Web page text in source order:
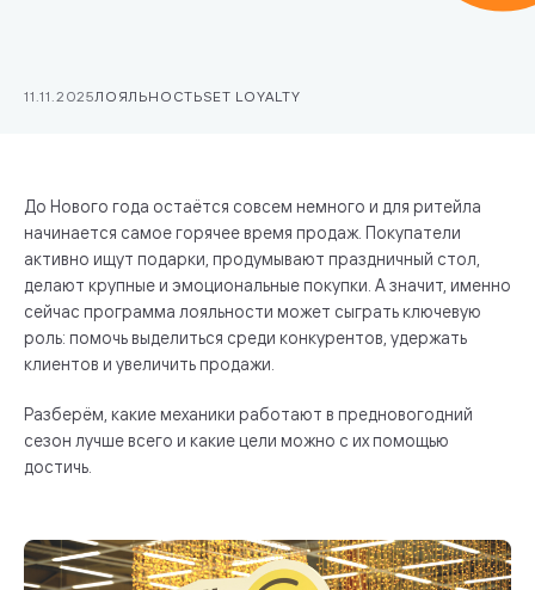
11.11.2025ЛОЯЛЬНОСТЬSET LOYALTY
До Нового года остаётся совсем немного и для ритейла
начинается самое горячее время продаж. Покупатели
активно ищут подарки, продумывают праздничный стол,
делают крупные и эмоциональные покупки. А значит, именно
сейчас программа лояльности может сыграть ключевую
роль: помочь выделиться среди конкурентов, удержать
клиентов и увеличить продажи.
Разберём, какие механики работают в предновогодний
сезон лучше всего и какие цели можно с их помощью
достичь.